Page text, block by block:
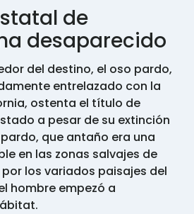
de
desaparecido
del destino, el oso pardo,
entrelazado con la
ostenta el título de
a pesar de su extinción
que antaño era una
en las zonas salvajes de
los variados paisajes del
hombre empezó a